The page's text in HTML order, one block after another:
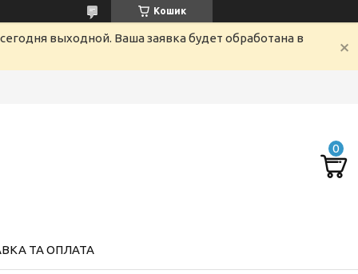
Кошик
выходной. Ваша заявка будет обработана в
ТА ОПЛАТА